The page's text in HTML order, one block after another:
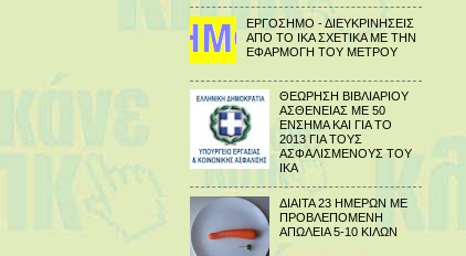
ΕΡΓΟΣΗΜΟ - ΔΙΕΥΚΡΙΝΗΣΕΙΣ
ΑΠΟ ΤΟ ΙΚΑ ΣΧΕΤΙΚΑ ΜΕ ΤΗΝ
ΕΦΑΡΜΟΓΗ ΤΟΥ ΜΕΤΡΟΥ
ΘΕΩΡΗΣΗ ΒΙΒΛΙΑΡΙΟΥ
ΑΣΘΕΝΕΙΑΣ ΜΕ 50
ΕΝΣΗΜΑ ΚΑΙ ΓΙΑ ΤΟ
2013 ΓΙΑ ΤΟΥΣ
ΑΣΦΑΛΙΣΜΕΝΟΥΣ ΤΟΥ
ΙΚΑ
ΔΙΑΙΤΑ 23 ΗΜΕΡΩΝ ΜΕ
ΠΡΟΒΛΕΠΟΜΕΝΗ
ΑΠΩΛΕΙΑ 5-10 ΚΙΛΩΝ